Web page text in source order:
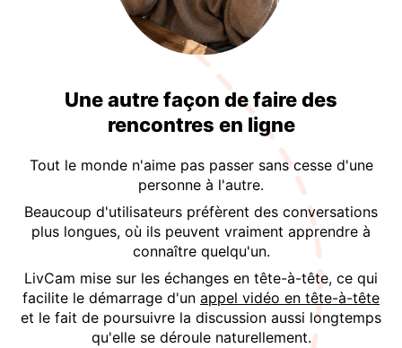
Une autre façon de faire des
rencontres en ligne
Tout le monde n'aime pas passer sans cesse d'une
personne à l'autre.
Beaucoup d'utilisateurs préfèrent des conversations
plus longues, où ils peuvent vraiment apprendre à
connaître quelqu'un.
LivCam mise sur les échanges en tête-à-tête, ce qui
facilite le démarrage d'un appel vidéo en tête-à-tête
et le fait de poursuivre la discussion aussi longtemps
qu'elle se déroule naturellement.